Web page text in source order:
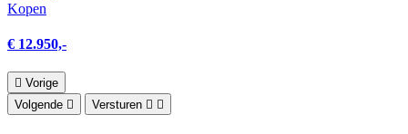
Kopen
€ 12.950,-
Vorige
Volgende
Versturen